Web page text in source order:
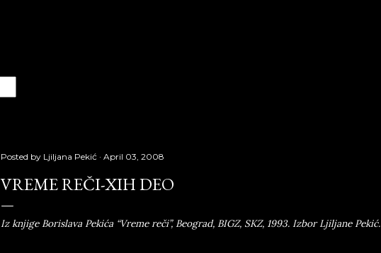
Posted by Ljiljana Pekić April 03, 2008
VREME REČI-XIH DEO
Iz knjige Borislava Pekića “Vreme reči”, Beograd, BIGZ, SKZ, 1993. Izbor Ljiljane Pekić.